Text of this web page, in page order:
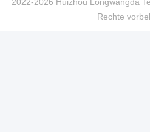
Rechte